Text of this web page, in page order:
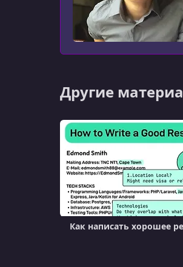
Другие
Как написать хорошее